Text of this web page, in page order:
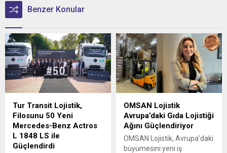
Benzer Konular
Tur Transit Lojistik,
Filosunu 50 Yeni
Mercedes-Benz Actros
L 1848 LS ile
Güçlendirdi
OMSAN Lojistik
Avrupa’daki Gıda Lojistiği
Ağını Güçlendiriyor
OMSAN Lojistik, Avrupa’daki
büyümesini yeni iş